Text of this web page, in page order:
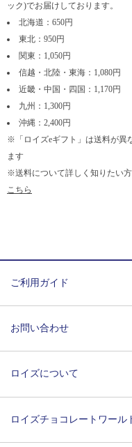
ック)でお届けしております。
北海道：650円
東北：950円
関東：1,050円
信越・北陸・東海：1,080円
近畿・中国・四国：1,170円
九州：1,300円
沖縄：2,400円
※「ロイズeギフト」は送料が異
ます
※送料について詳しく知りたい
こちら
ご利用ガイド
お問い合わせ
ロイズについて
ロイズチョコレートワール